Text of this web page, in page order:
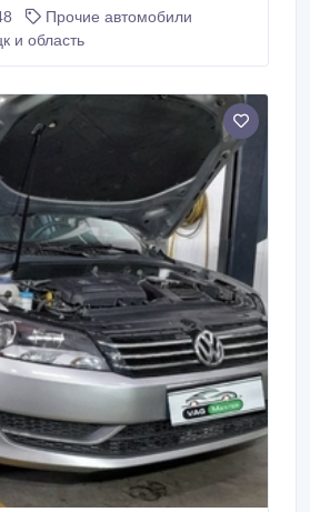
Прочие автомобили
и область